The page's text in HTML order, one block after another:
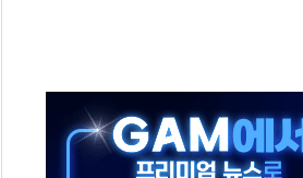
대 아들 체포
정청래…제주 연설서 신경전 고조